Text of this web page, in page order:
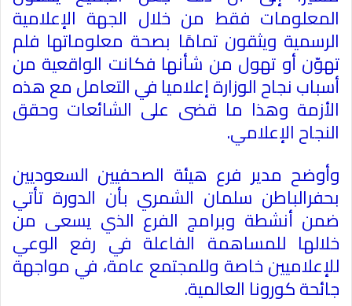
المعلومات فقط من خلال الجهة الإعلامية
الرسمية ويثقون تمامًا بصحة معلوماتها فلم
تهوّن أو تهول من شأنها فكانت الواقعية من
أسباب نجاح الوزارة إعلاميا في التعامل مع هذه
الأزمة وهذا ما قضى على الشائعات وحقق
النجاح الإعلامي.
وأوضح مدير فرع هيئة الصحفيين السعوديين
بحفرالباطن سلمان الشمري بأن الدورة تأتي
ضمن أنشطة وبرامج الفرع الذي يسعى من
خلالها للمساهمة الفاعلة في رفع الوعي
للإعلاميين خاصة وللمجتمع عامة، في مواجهة
جائحة كورونا العالمية.